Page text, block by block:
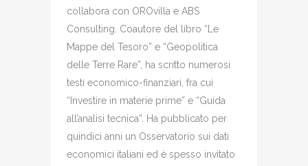
collabora con OROvilla e ABS
Consulting. Coautore del libro “Le
Mappe del Tesoro” e “Geopolitica
delle Terre Rare”, ha scritto numerosi
testi economico-finanziari, fra cui
“Investire in materie prime” e “Guida
all’analisi tecnica”. Ha pubblicato per
quindici anni un Osservatorio sui dati
economici italiani ed è spesso invitato